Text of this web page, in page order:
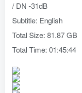
/ DN -31dB
Subtitle: English
Total Size: 81.87 GB
Total Time: 01:45:44